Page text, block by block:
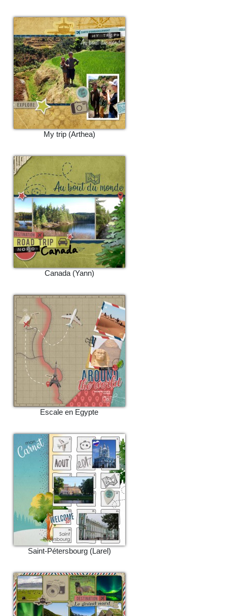
My trip (Arthea)
Canada (Yann)
Escale en Egypte
Saint-Pétersbourg (Larel)